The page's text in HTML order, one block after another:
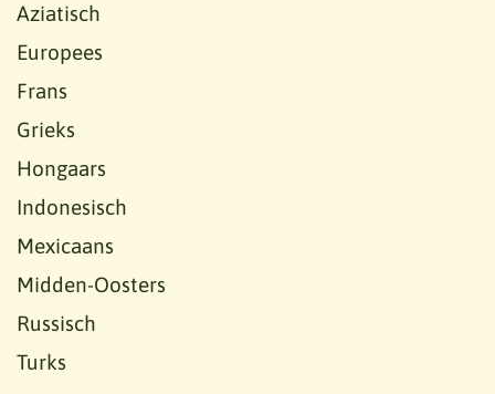
Aziatisch
Europees
Frans
Grieks
Hongaars
Indonesisch
Mexicaans
Midden-Oosters
Russisch
Turks